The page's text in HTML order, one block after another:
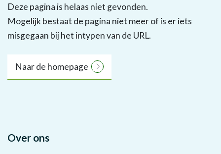
Deze pagina is helaas niet gevonden.
Mogelijk bestaat de pagina niet meer of is er iets
misgegaan bij het intypen van de URL.
Naar de homepage
Over ons